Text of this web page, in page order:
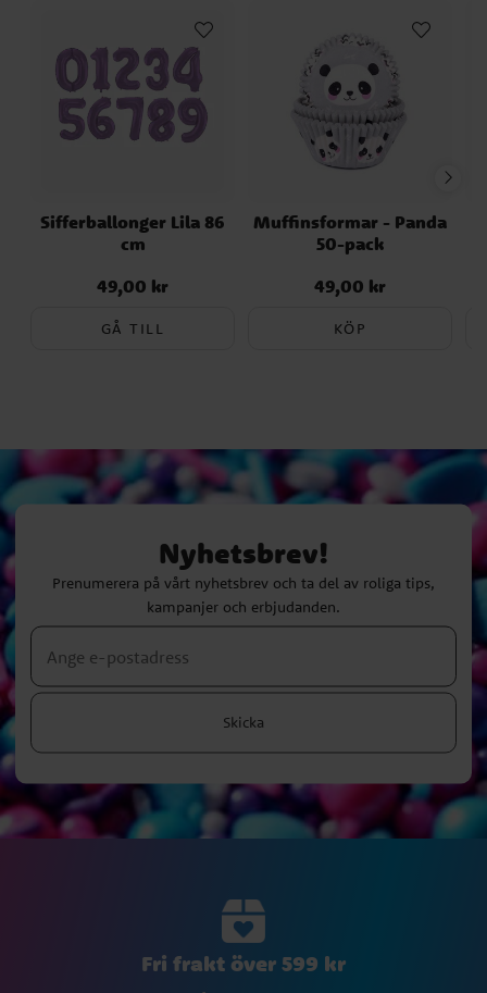
Sifferballonger Lila 86
cm
Pris:49,00 kr
49,00 kr
GÅ TILL
Muffinsformar - Panda
50-pack
Pris:49,00 kr
49,00 kr
KÖP
Nyhetsbrev!
Prenumerera på vårt nyhetsbrev och ta del av roliga tips,
kampanjer och erbjudanden.
Skicka
Fri frakt över 599 kr